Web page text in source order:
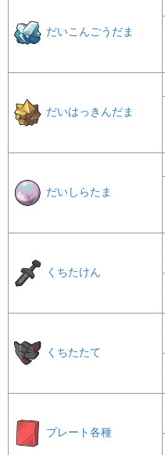
だいこんごうだま
だいはっきんだま
だいしらたま
くちたけん
くちたたて
プレート各種